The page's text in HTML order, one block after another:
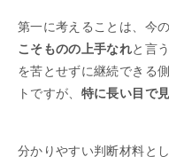
第一に考えることは、今
こそものの上手なれと言
を苦とせずに継続できる
トですが、 特に長い目で
分かりやすい判断材料と